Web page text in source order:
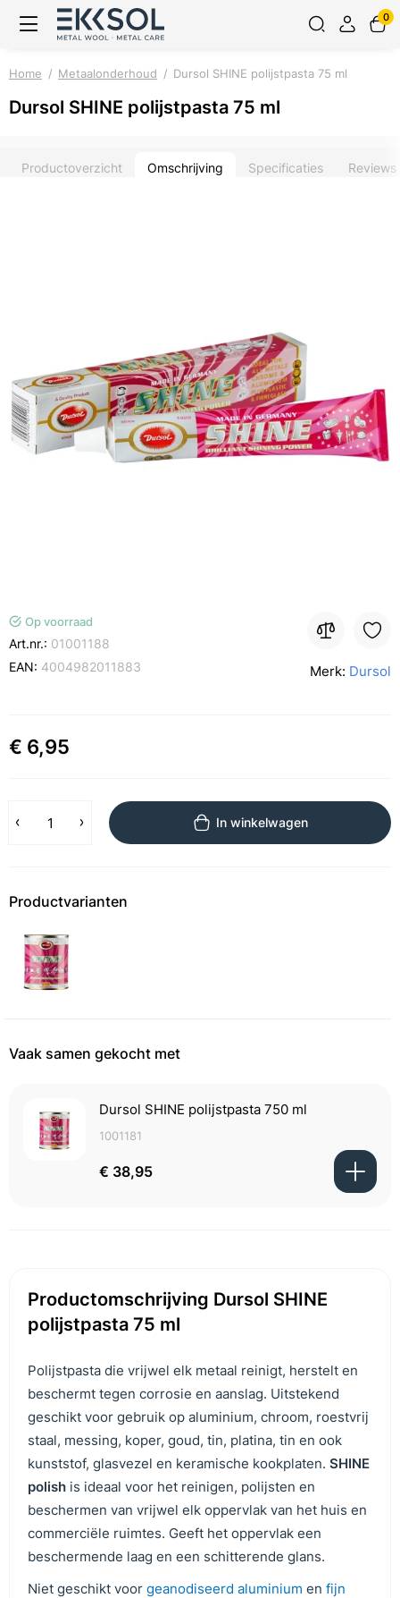
0
Home Metaalonderhoud Dursol SHINE polijstpasta 75 ml
Dursol SHINE polijstpasta 75 ml
Productoverzicht Omschrijving Specificaties Reviews
Op voorraad
Art.nr.: 01001188
EAN: 4004982011883 Merk: Dursol
€ 6,95
In winkelwagen
Productvarianten
Vaak samen gekocht met
Dursol SHINE polijstpasta 750 ml
1001181
€ 38,95
Productomschrijving Dursol SHINE
polijstpasta 75 ml
Polijstpasta die vrijwel elk metaal reinigt, herstelt en
beschermt tegen corrosie en aanslag. Uitstekend
geschikt voor gebruik op aluminium, chroom, roestvrij
staal, messing, koper, goud, tin, platina, tin en ook
kunststof, glasvezel en keramische kookplaten. SHINE
polish is ideaal voor het reinigen, polijsten en
beschermen van vrijwel elk oppervlak van het huis en
commerciële ruimtes. Geeft het oppervlak een
beschermende laag en een schitterende glans.
Niet geschikt voor geanodiseerd aluminium en fijn